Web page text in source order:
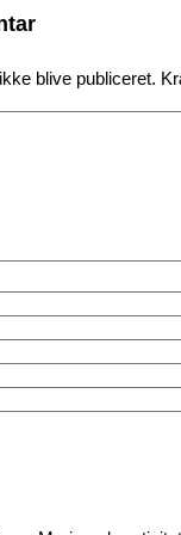
blive publiceret.